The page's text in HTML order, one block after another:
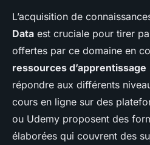
L’acquisition de
Data est cruciale pour tirer
offertes par ce domaine en
ressources d’apprentissage
répondre aux différents
cours en ligne sur des
ou Udemy proposent des
élaborées qui couvrent des